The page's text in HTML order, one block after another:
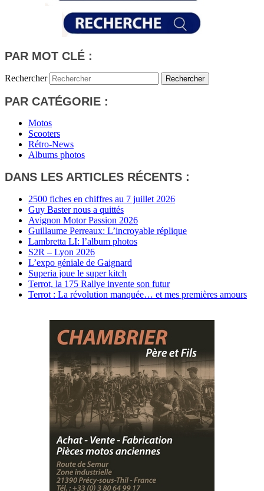
PAR MOT CLÉ :
Rechercher
PAR CATÉGORIE :
Motos
Scooters
Rétro-News
Albums photos
DANS LES ARTICLES RÉCENTS :
2500 fiches en chiffres au 7 juillet 2026
Guy Baster nous a quittés
Avignon Motor Passion 2026
Guillaume Perreaux: L’incroyable réplique
Lambretta LI: l’album photos
S2R – Lyon 2026
L’expo géniale de Gaignard
Superia joue le super kitch
Terrot, la 175 Rallye invente son futur
Terrot : La révolution manquée… et mes premières amours